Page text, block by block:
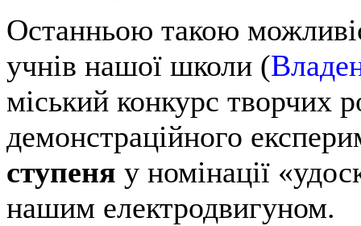
Останньою такою
учнів нашої школи (
міський конкурс творчих
демонстраційного
ступеня у номінації
нашим електродвигуном.